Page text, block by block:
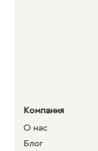
Компания
О нас
Блог